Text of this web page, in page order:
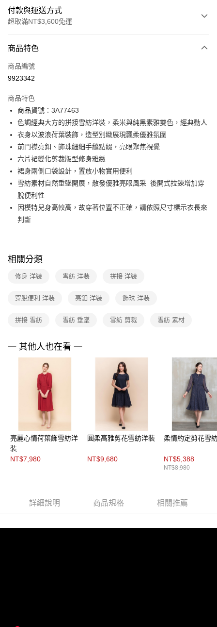
付款與運送方式
超取滿NT$3,600免運
信用卡一次付款
信用卡分期付款
合作金庫商業銀行
華南商業銀行
上海商業儲蓄銀行
台北富邦商業銀行
國泰世華商業銀行
兆豐國際商業銀行
臺灣中小企業銀行
台中商業銀行
匯豐（台灣）商業銀行
聯邦商業銀行
元大商業銀行
永豐商業銀行
玉山商業銀行
星展（台灣）商業銀行
台新國際商業銀行
台灣樂天信用卡公司
LINE Pay
Apple Pay
街口支付
AFTEE先享後付
相關說明
【關於「AFTEE先享後付」】
AFTEE先享後付是「在收到商品之後才付款」的支付方式。 讓您購物簡單
便利好安心！
１．簡單：不需註冊會員、不需綁卡、不需儲值。
２．便利：只要手機號碼，簡訊認證，即可結帳。
結帳頁面，進行簡訊認證並確認金額後，即可完成結帳。
３．收到繳費通知簡訊後14天內，點擊此簡訊中的連結，可透過四大超商／
※ 請注意：結帳手續完成當下不需立刻繳費，但若您需要取消訂單，請聯絡
※ 交易是否成功請以「AFTEE先享後付 」之結帳頁面顯示為準，若有關於
【注意事項】
１．透過由恩沛科技股份有限公司提供之「AFTEE先享後付」服務完成之交
易，需依本服務之必要範圍內提供個人資料，並將交易相關給付款項請求債
權轉讓予恩沛科技股份有限公司。
２．關於個人資料處理事宜，請瀏覽以下網址：
https://aftee.tw/terms/#terms3
３．未成年的使用者請事先徵得法定代理人或監護人之同意方可使用
「AFTEE先享後付」，若未經同意申辦者引起之損失，本公司不負相關責
４．使用「AFTEE先享後付」時，將依據個別帳號之用戶狀況，依本公司即
時審查核予不同之上限額度；若仍有額度不足之情形，本公司將視審查結果
請求用戶進行身份認證。
５．嚴禁一人註冊多個帳號或使用他人資訊註冊。若發現惡意使用之情形，
恩沛科技股份有限公司將有權停止該用戶之使用額度並採取法律行動。
付款後7-11取貨
每筆NT$90，滿NT$3,600(含以上)免運費
離島宅配 (蘭嶼恕不配送)
商品特色
商品編號
9923342
商品特色
商品貨號：3A77463
色調經典大方的拼接雪紡洋裝，柔米與純黑素雅雙色，經典動人
衣身以波浪荷葉裝飾，造型別緻展現飄柔優雅氛圍
前門襟亮釦、飾珠細細手縫點綴，亮眼聚焦視覺
六片裙變化剪裁版型修身雅緻
裙身兩側口袋設計，置放小物實用便利
雪紡素材自然垂墜開展，散發優雅亮眼風采 後開式拉鍊增加穿
脫便利性
因模特兒身高較高，故穿著位置不正確，請依照尺寸標示衣長來
判斷
相關分類
修身 洋裝 雪紡 洋裝 拼接 洋裝
穿脫便利 洋裝 亮釦 洋裝 飾珠 洋裝
拼接 雪紡 雪紡 垂墜 雪紡 剪裁 雪紡 素材
一 其他人也在看 一
亮麗心情荷葉飾雪紡洋
裝
NT$7,980
圓柔高雅剪花雪紡洋裝
NT$9,680
柔情約定剪花雪
NT$5,388
NT$8,980
詳細說明 商品規格 相關推薦